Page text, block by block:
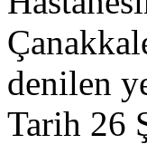
denilen
Tarih 26